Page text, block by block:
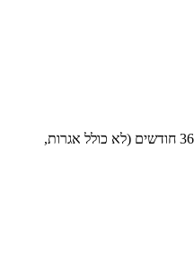
עלות חודשית הוצאות חודשית על פני 36 חודשים (לא כולל אגרות,